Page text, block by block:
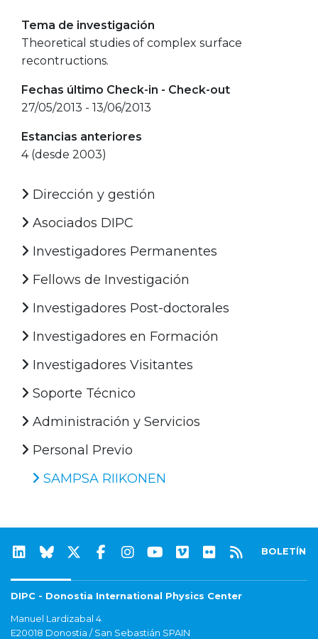
Tema de investigación
Theoretical studies of complex surface
recontructions.
Fechas último Check-in - Check-out
27/05/2013 - 13/06/2013
Estancias anteriores
4 (desde 2003)
Dirección y gestión
Asociados DIPC
Investigadores Permanentes
Fellows de Investigación
Investigadores Post-doctorales
Investigadores en Formación
Investigadores Visitantes
Soporte Técnico
Administración y Servicios
Personal Previo
SAMPSA RIIKONEN
BOLETÍN
DIPC - Donostia International Physics Center
Manuel Lardizabal 4
E20018 Donostia / San Sebastián SPAIN